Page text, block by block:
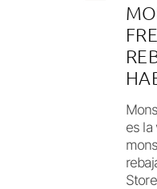
es la